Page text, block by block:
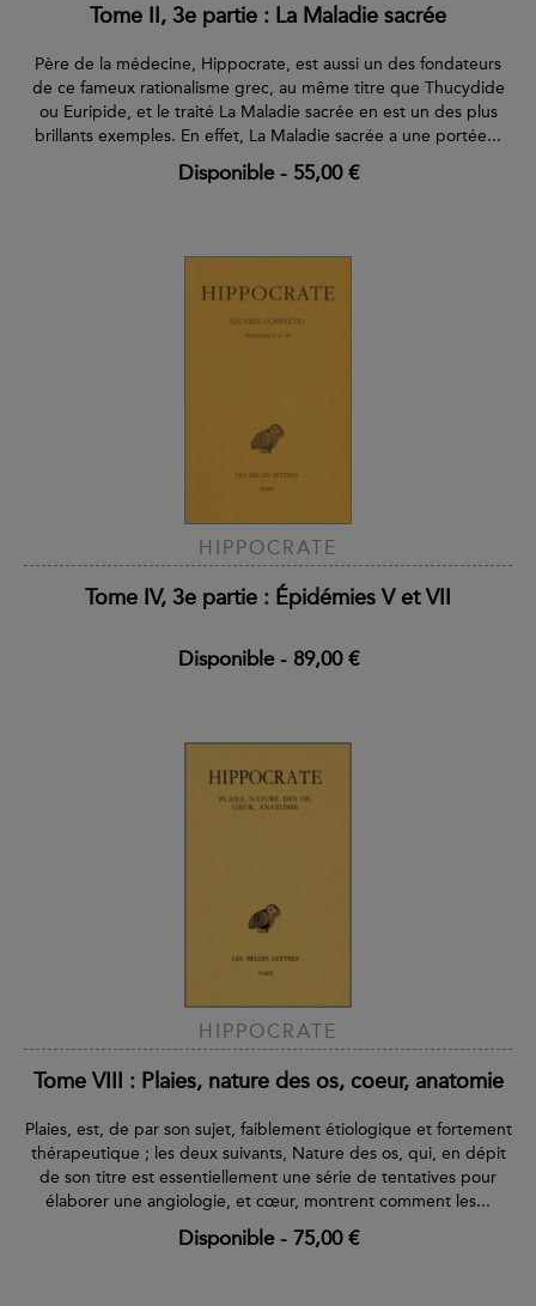
Tome II, 3e partie : La Maladie sacrée
Père de la médecine, Hippocrate, est aussi un des fondateurs
de ce fameux rationalisme grec, au même titre que Thucydide
ou Euripide, et le traité La Maladie sacrée en est un des plus
brillants exemples. En effet, La Maladie sacrée a une portée...
Disponible- 55,00 €
HIPPOCRATE
Tome IV, 3e partie : Épidémies V et VII
Disponible- 89,00 €
HIPPOCRATE
Tome VIII : Plaies, nature des os, coeur, anatomie
Plaies, est, de par son sujet, faiblement étiologique et fortement
thérapeutique ; les deux suivants, Nature des os, qui, en dépit
de son titre est essentiellement une série de tentatives pour
élaborer une angiologie, et cœur, montrent comment les...
Disponible- 75,00 €